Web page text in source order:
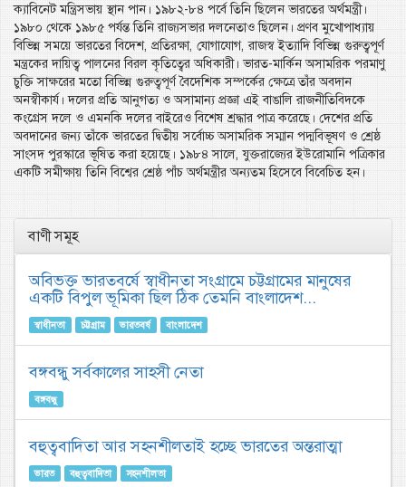
ক্যাবিনেট মন্ত্রিসভায় স্থান পান। ১৯৮২-৮৪ পর্বে তিনি ছিলেন ভারতের অর্থমন্ত্রী।
১৯৮০ থেকে ১৯৮৫ পর্যন্ত তিনি রাজ্যসভার দলনেতাও ছিলেন। প্রণব মুখোপাধ্যায়
বিভিন্ন সময়ে ভারতের বিদেশ, প্রতিরক্ষা, যোগাযোগ, রাজস্ব ইত্যাদি বিভিন্ন গুরুত্বপূর্ণ
মন্ত্রকের দায়িত্ব পালনের বিরল কৃতিত্বের অধিকারী। ভারত-মার্কিন অসামরিক পরমাণু
চুক্তি সাক্ষরের মতো বিভিন্ন গুরুত্বপূর্ণ বৈদেশিক সম্পর্কের ক্ষেত্রে তাঁর অবদান
অনস্বীকার্য। দলের প্রতি আনুগত্য ও অসামান্য প্রজ্ঞা এই বাঙালি রাজনীতিবিদকে
কংগ্রেস দলে ও এমনকি দলের বাইরেও বিশেষ শ্রদ্ধার পাত্র করেছে। দেশের প্রতি
অবদানের জন্য তাঁকে ভারতের দ্বিতীয় সর্বোচ্চ অসামরিক সম্মান পদ্মবিভূষণ ও শ্রেষ্ঠ
সাংসদ পুরস্কারে ভূষিত করা হয়েছে। ১৯৮৪ সালে, যুক্তরাজ্যের ইউরোমানি পত্রিকার
একটি সমীক্ষায় তিনি বিশ্বের শ্রেষ্ঠ পাঁচ অর্থমন্ত্রীর অন্যতম হিসেবে বিবেচিত হন।
বাণী সমূহ
অবিভক্ত ভারতবর্ষে স্বাধীনতা সংগ্রামে চট্টগ্রামের মানুষের
একটি বিপুল ভূমিকা ছিল ঠিক তেমনি বাংলাদেশ...
স্বাধীনতা চট্টগ্রাম ভারতবর্ষ বাংলাদেশ
বঙ্গবন্ধু সর্বকালের সাহসী নেতা
বঙ্গবন্ধু
বহুত্ববাদিতা আর সহনশীলতাই হচ্ছে ভারতের অন্তরাত্মা
ভারত বহুত্ববাদিতা সহনশীলতা